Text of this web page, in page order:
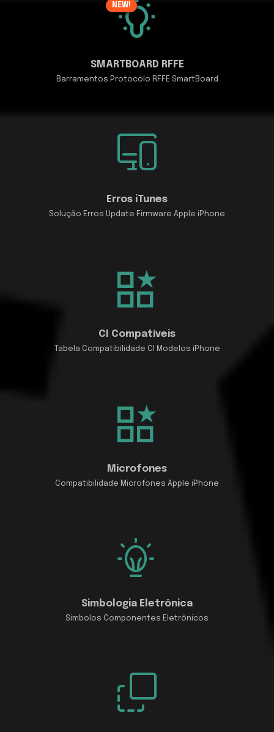
SMARTBOARD RFFE
Barramentos Protocolo RFFE SmartBoard
NEW!
Erros iTunes
Solução Erros Update Firmware Apple iPhone
CI Compatíveis
Tabela Compatibilidade CI Modelos iPhone
Microfones
Compatibilidade Microfones Apple iPhone
Simbologia Eletrônica
Simbolos Componentes Eletrônicos